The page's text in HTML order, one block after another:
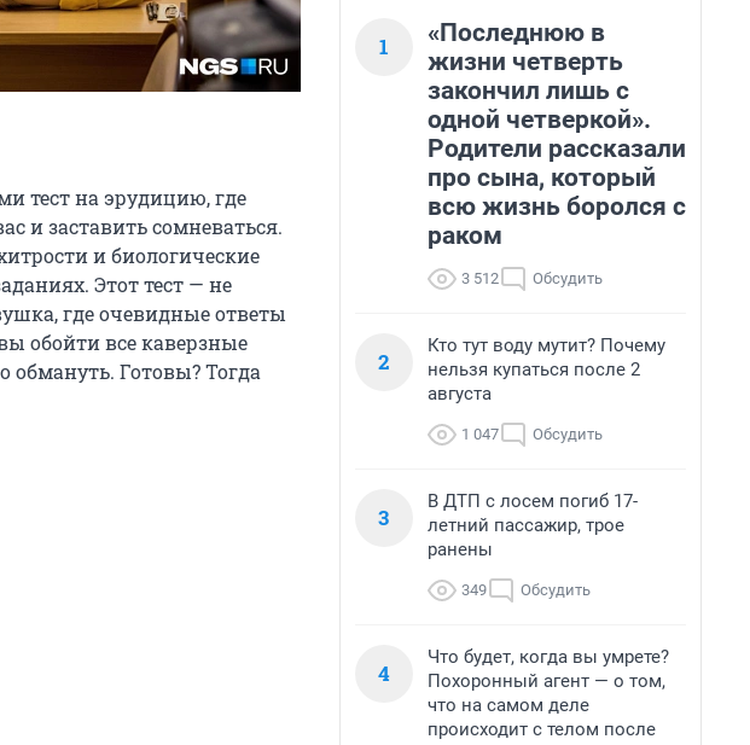
тест на эрудицию, где
и заставить сомневаться.
и биологические
Этот тест — не
где очевидные ответы
обойти все каверзные
Готовы? Тогда
1
«Последнюю в
жизни четверть
закончил лишь с
одной четверкой».
Родители рассказали
про сына, который
всю жизнь боролся с
раком
3 512 Обсудить
2
Кто тут воду мутит? Почему
нельзя купаться после 2
августа
1 047 Обсудить
3
В ДТП с лосем погиб 17-
летний пассажир, трое
ранены
349 Обсудить
4
Что будет, когда вы умрете?
Похоронный агент — о том,
что на самом деле
происходит с телом после